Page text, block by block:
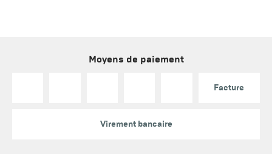
Moyens de paiement
Facture
Virement bancaire